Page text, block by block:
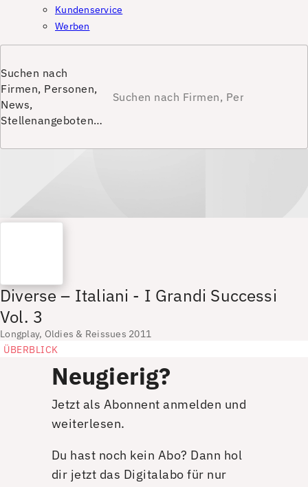
Kundenservice
Werben
Suchen nach
Firmen, Personen,
News,
Stellenangeboten…
Diverse – Italiani - I Grandi Successi
Vol. 3
Longplay, Oldies & Reissues 2011
ÜBERBLICK
Neugierig?
Jetzt als Abonnent anmelden und
weiterlesen.
Du hast noch kein Abo? Dann hol
dir jetzt das Digitalabo für nur